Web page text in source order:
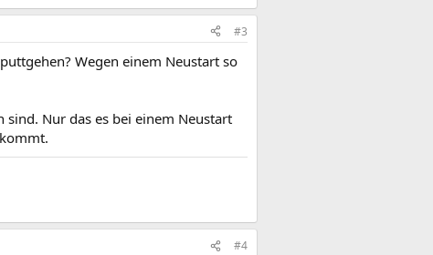
#3
Wegen einem Neustart so
sind. Nur das es bei einem Neustart
#4